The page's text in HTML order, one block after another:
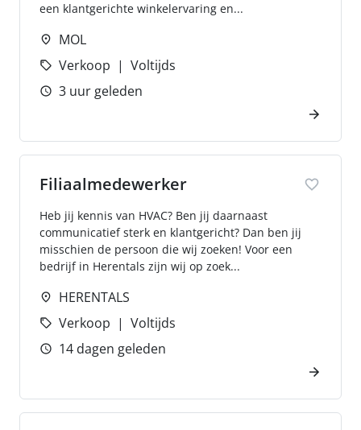
een klantgerichte winkelervaring en...
MOL
Verkoop
Voltijds
3 uur geleden
Filiaalmedewerker
Heb jij kennis van HVAC? Ben jij daarnaast
communicatief sterk en klantgericht? Dan ben jij
misschien de persoon die wij zoeken! Voor een
bedrijf in Herentals zijn wij op zoek...
HERENTALS
Verkoop
Voltijds
14 dagen geleden